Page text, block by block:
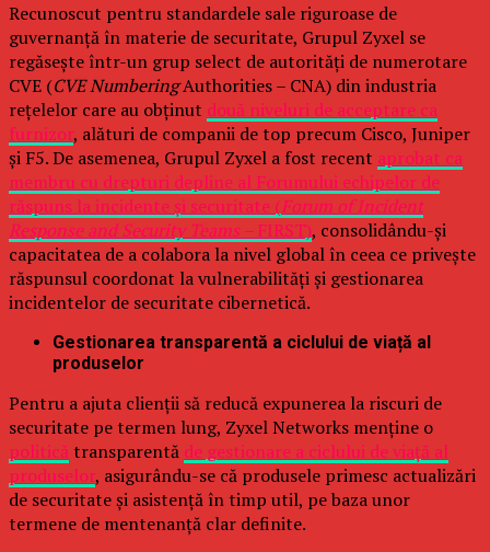
Recunoscut pentru standardele sale riguroase de
guvernanță în materie de securitate, Grupul Zyxel se
regăsește într-un grup select de autorități de numerotare
CVE (CVE NumberingAuthorities – CNA) din industria
rețelelor care au obținut două niveluri de acceptare ca
furnizor, alături de companii de top precum Cisco, Juniper
și F5. De asemenea, Grupul Zyxel a fost recent aprobat ca
membru cu drepturi depline al Forumului echipelor de
răspuns la incidente și securitate (Forum of Incident
Response and Security Teams –FIRST), consolidându-și
capacitatea de a colabora la nivel global în ceea ce privește
răspunsul coordonat la vulnerabilități și gestionarea
incidentelor de securitate cibernetică.
Gestionarea transparentă a ciclului de viață al
produselor
Pentru a ajuta clienții să reducă expunerea la riscuri de
securitate pe termen lung, Zyxel Networks menține o
politică transparentă de gestionare a ciclului de viață al
produselor, asigurându-se că produsele primesc actualizări
de securitate și asistență în timp util, pe baza unor
termene de mentenanță clar definite.